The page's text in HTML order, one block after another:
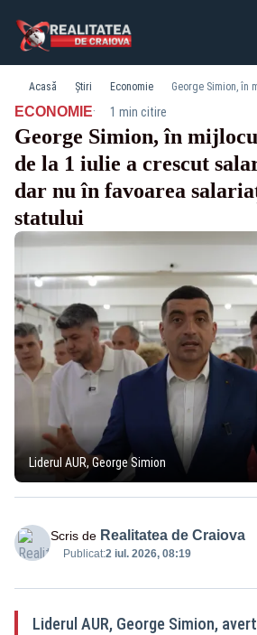
Acasă Știri Economie
ECONOMIE· 1 min citire
George Simion, în
de la 1 iulie a crescut
dar nu în favoarea
statului
Liderul AUR, George Simion
Scris de Realitatea de Craiova
Publicat:2 iul. 2026, 08:19
Liderul AUR, George Simion,